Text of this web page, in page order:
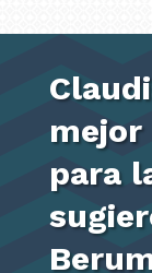
mejor
para